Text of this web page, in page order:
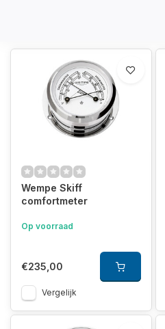
traditionele waarden en altijd de
is Wempe vandaag een van 's
Wempe Skiff
comfortmeter
Op voorraad
€235,00
Vergelijk